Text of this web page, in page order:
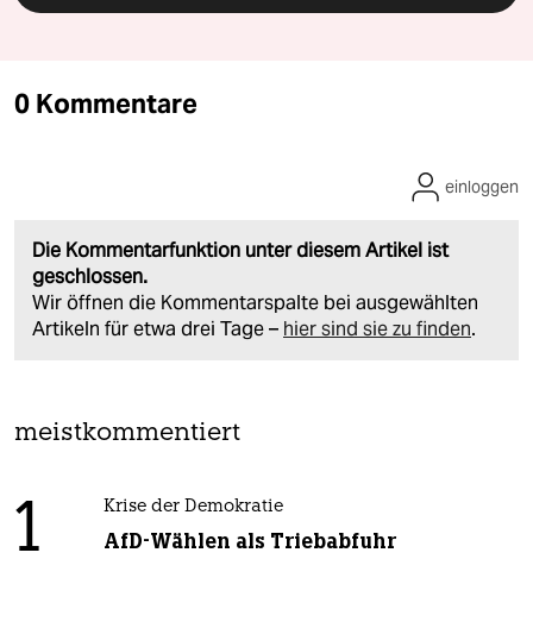
0 Kommentare
Die Kommentarfunktion unter diesem Artikel ist
geschlossen.
Wir öffnen die Kommentarspalte bei ausgewählten
Artikeln für etwa drei Tage – hier sind sie zu finden.
einloggen
meistkommentiert
1 Krise der Demokratie
AfD-Wählen als Triebabfuhr